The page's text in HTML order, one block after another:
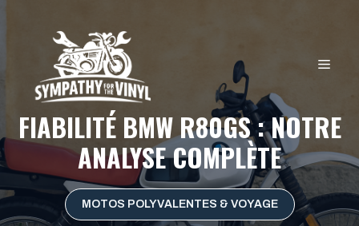
FIABILITÉ BMW R80GS : NOTRE
ANALYSE COMPLÈTE
MOTOS POLYVALENTES & VOYAGE